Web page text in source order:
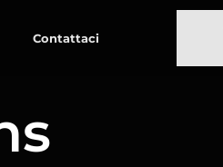
Contattaci